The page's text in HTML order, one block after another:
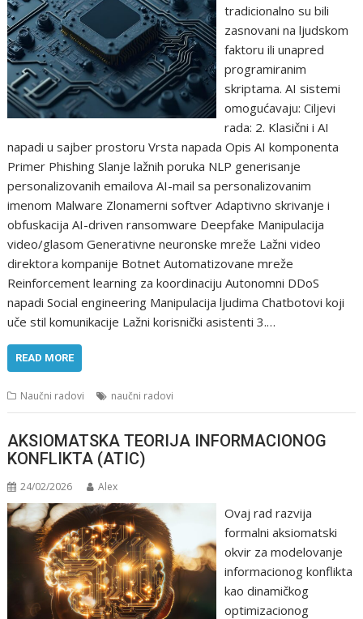
tradicionalno su bili
zasnovani na ljudskom
faktoru ili unapred
programiranim
skriptama. AI sistemi
omogućavaju: Ciljevi
rada: 2. Klasični i AI
napadi u sajber prostoru Vrsta napada Opis AI komponenta
Primer Phishing Slanje lažnih poruka NLP generisanje
personalizovanih emailova AI-mail sa personalizovanim
imenom Malware Zlonamerni softver Adaptivno skrivanje i
obfuskacija AI-driven ransomware Deepfake Manipulacija
video/glasom Generativne neuronske mreže Lažni video
direktora kompanije Botnet Automatizovane mreže
Reinforcement learning za koordinaciju Autonomni DDoS
napadi Social engineering Manipulacija ljudima Chatbotovi koji
uče stil komunikacije Lažni korisnički asistenti 3.…
READ MORE
Naučni radovi naučni radovi
AKSIOMATSKA TEORIJA INFORMACIONOG
KONFLIKTA (ATIC)
24/02/2026 Alex
Ovaj rad razvija
formalni aksiomatski
okvir za modelovanje
informacionog konflikta
kao dinamičkog
optimizacionog